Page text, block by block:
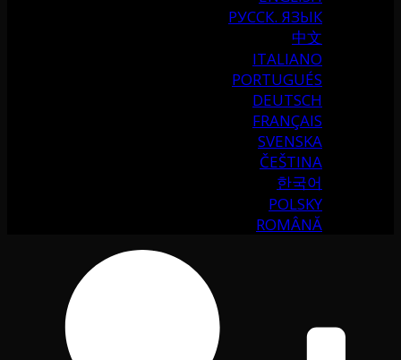
РУССК. ЯЗЫК
中文
ITALIANO
PORTUGUÉS
DEUTSCH
FRANÇAIS
SVENSKA
ČEŠTINA
한국어
POLSKY
ROMÂNĂ